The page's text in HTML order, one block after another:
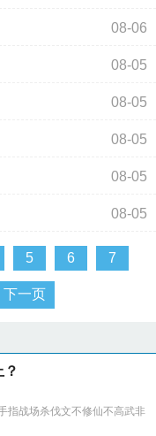
08-06
08-05
08-05
08-05
08-05
08-05
5 6 7
下一页
指战场杀伐文不修仙不高武非